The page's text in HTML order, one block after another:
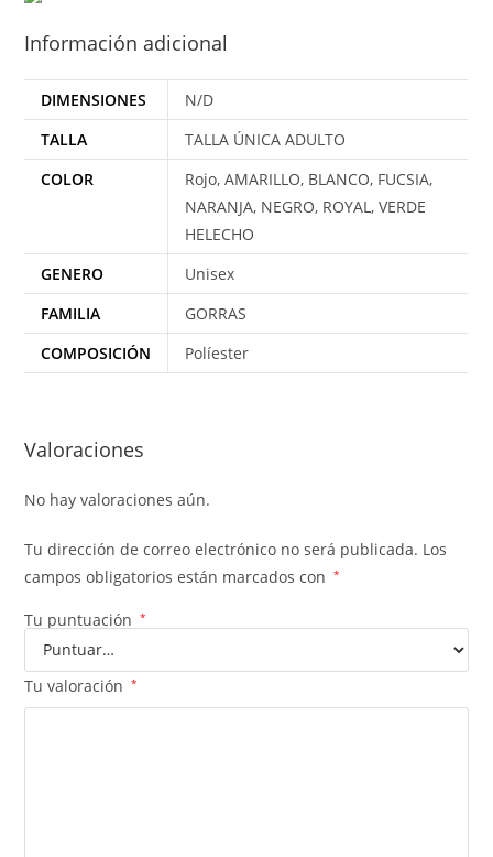
Información adicional
DIMENSIONES
N/D
TALLA
TALLA ÚNICA ADULTO
COLOR
Rojo, AMARILLO, BLANCO, FUCSIA,
NARANJA, NEGRO, ROYAL, VERDE
HELECHO
GENERO
Unisex
FAMILIA
GORRAS
COMPOSICIÓN
Políester
Valoraciones
No hay valoraciones aún.
Tu dirección de correo electrónico no será publicada. Los
campos obligatorios están marcados con
*
Tu puntuación *
Tu valoración *